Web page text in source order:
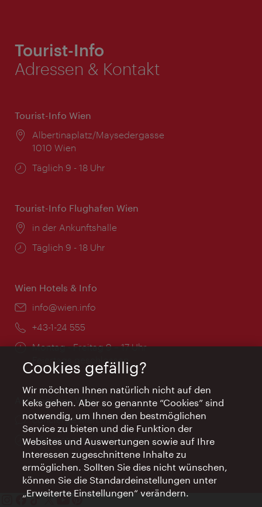
Tourist-Info
Adressen & Kontakt
Tourist-Info Wien
Ort:
Albertinaplatz/Maysedergasse
1010 Wien
Öffnungszeiten:
Täglich 9 - 18 Uhr
Tourist-Info Flughafen Wien
Ort:
in der Ankunftshalle
Öffnungszeiten:
Täglich 9 - 18 Uhr
Wien Hotels & Info
Email:
info@wien.info
Telefon:
+43-1-24 555
Öffnungszeiten:
Montag - Freitag 9 – 17 Uhr
Feiertags geschlossen
AI Concierge Wien
Ort:
concierge.wien.info
Öffnungszeiten:
Informationen rund um die Uhr
Cookies gefällig?
Wir möchten Ihnen natürlich nicht auf den
Keks gehen. Aber so genannte “Cookies” sind
notwendig, um Ihnen den bestmöglichen
Service zu bieten und die Funktion der
Websites und Auswertungen sowie auf Ihre
Interessen zugeschnittene Inhalte zu
ermöglichen. Sollten Sie dies nicht wünschen,
können Sie die Standardeinstellungen unter
„Erweiterte Einstellungen“ verändern.